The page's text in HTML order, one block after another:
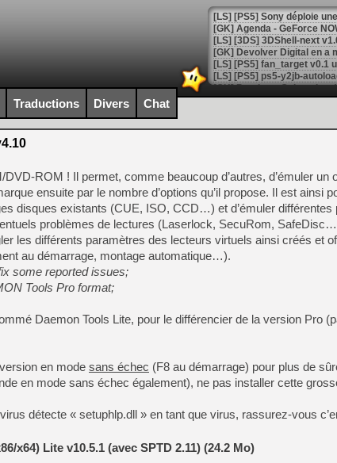
[GK] Agenda - GeForce
[GK] Devolver Digital en a
[LS] [PS5] ps5-y2jb-
[GK] Pourquoi Marvel
[GK] Test : Restory : Chill
[GK] GTA 6 : Rockstar
[GK] Hot Wheels Infinite
[GK] Mémoire cash -
[GK] Résultats Nintendo :
[GK] Déjà des
[Mo5] Brickboy cherche à
[GK] Minecraft et ses «
[GK] Beast of
[GK] Ubisoft : fin de partie
[GK] Mémoire cash -
[GK] Dan Houser (GTA)
[GK] Comment EA Sports
[GK] Crimson Moon : un
[GK] Isle of Reveries : le
[GK] Moonlighter 2 : The
[GK] Capcom relance
[Mo5] Deux inédits du
[GK] Le beat'em up The
[GK] Endless Legend 2 :
Traductions Divers Chat
DVD-ROM ! Il permet, comme beaucoup d’autres, d’émuler un
ensuite par le nombre d’options qu’il propose. Il est ainsi
disques existants (CUE, ISO, CCD…) et d’émuler différentes
problèmes de lectures (Laserlock, SecuRom,
les différents paramètres des lecteurs virtuels ainsi créés et
au démarrage, montage automatique…).
some reported issues;
Tools Pro format;
Daemon Tools Lite, pour le différencier de la version Pro
en mode sans échec (F8 au démarrage) pour plus de
en mode sans échec également), ne pas installer cette
détecte « setuphlp.dll » en tant que virus, rassurez-vous
x64) Lite v10.5.1 (avec SPTD 2.11) (24.2 Mo)